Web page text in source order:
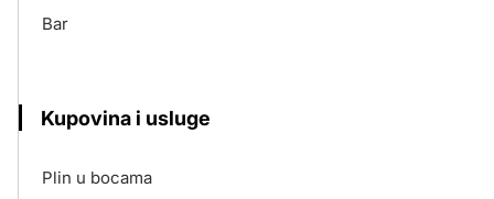
Bar
Kupovina i usluge
Plin u bocama